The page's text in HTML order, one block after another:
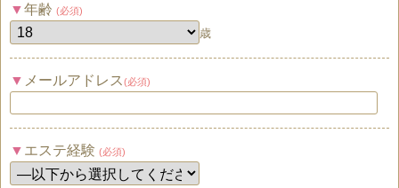
年齢 (必須)
歳
メールアドレス (必須)
エステ経験 (必須)